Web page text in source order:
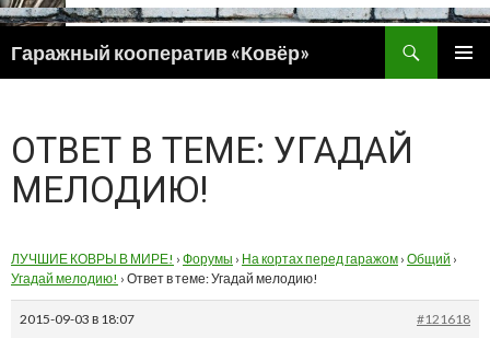
Гаражный кооператив «Ковёр»
ПЕРЕЙТИ
ОТВЕТ В ТЕМЕ: УГАДАЙ
МЕЛОДИЮ!
ЛУЧШИЕ КОВРЫ В МИРЕ! › Форумы › На кортах перед гаражом › Общий ›
Угадай мелодию! › Ответ в теме: Угадай мелодию!
2015-09-03 в 18:07
#121618